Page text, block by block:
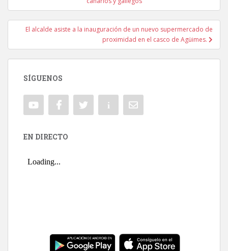
El alcalde asiste a la inauguración de un nuevo supermercado de
proximidad en el casco de Agüimes.
SÍGUENOS
EN DIRECTO